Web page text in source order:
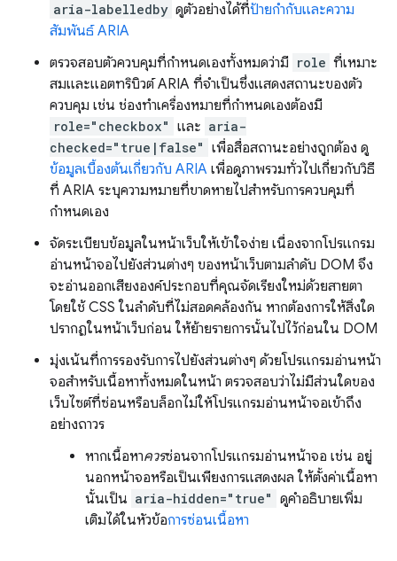
aria-labelledby ดูตัวอย่างได้ที่ป้ายกำกับและความ
สัมพันธ์ ARIA
ตรวจสอบตัวควบคุมที่กำหนดเองทั้งหมดว่ามี role ที่เหมาะ
สมและแอตทริบิวต์ ARIA ที่จำเป็นซึ่งแสดงสถานะของตัว
ควบคุม เช่น ช่องทําเครื่องหมายที่กําหนดเองต้องมี
role="checkbox" และ aria-
checked="true|false" เพื่อสื่อสถานะอย่างถูกต้อง ดู
ข้อมูลเบื้องต้นเกี่ยวกับ ARIA เพื่อดูภาพรวมทั่วไปเกี่ยวกับวิธี
ที่ ARIA ระบุความหมายที่ขาดหายไปสำหรับการควบคุมที่
กำหนดเอง
จัดระเบียบข้อมูลในหน้าเว็บให้เข้าใจง่าย เนื่องจากโปรแกรม
อ่านหน้าจอไปยังส่วนต่างๆ ของหน้าเว็บตามลําดับ DOM จึง
จะอ่านออกเสียงองค์ประกอบที่คุณจัดเรียงใหม่ด้วยสายตา
โดยใช้ CSS ในลําดับที่ไม่สอดคล้องกัน หากต้องการให้สิ่งใด
ปรากฏในหน้าเว็บก่อน ให้ย้ายรายการนั้นไปไว้ก่อนใน DOM
มุ่งเน้นที่การรองรับการไปยังส่วนต่างๆ ด้วยโปรแกรมอ่านหน้า
จอสำหรับเนื้อหาทั้งหมดในหน้า ตรวจสอบว่าไม่มีส่วนใดของ
เว็บไซต์ที่ซ่อนหรือบล็อกไม่ให้โปรแกรมอ่านหน้าจอเข้าถึง
อย่างถาวร
หากเนื้อหาควรซ่อนจากโปรแกรมอ่านหน้าจอ เช่น อยู่
นอกหน้าจอหรือเป็นเพียงการแสดงผล ให้ตั้งค่าเนื้อหา
นั้นเป็น aria-hidden="true" ดูคำอธิบายเพิ่ม
เติมได้ในหัวข้อการซ่อนเนื้อหา